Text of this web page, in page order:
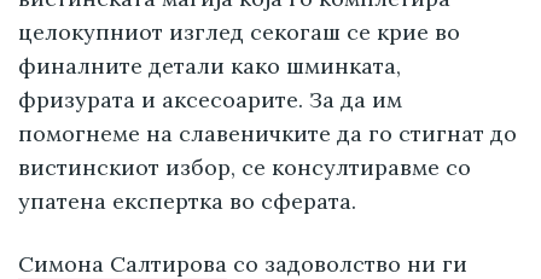
целокупниот изглед секогаш се крие во
финалните детали како шминката,
фризурата и аксесоарите. За да им
помогнеме на славеничките да го стигнат до
вистинскиот избор, се консултиравме со
упатена експертка во сферата.
Симона Салтирова со задоволство ни ги